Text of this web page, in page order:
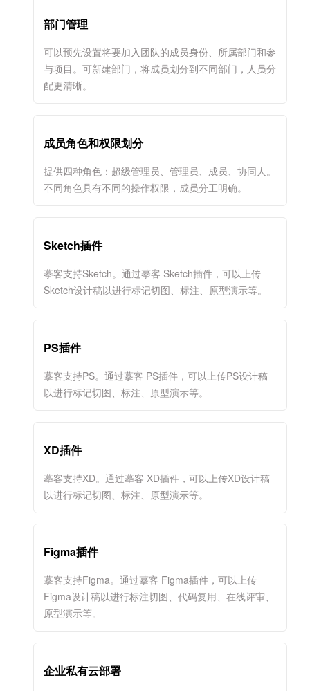
部门管理
可以预先设置将要加入团队的成员身份、所属部门和参
与项目。可新建部门，将成员划分到不同部门，人员分
配更清晰。
成员角色和权限划分
提供四种角色：超级管理员、管理员、成员、协同人。
不同角色具有不同的操作权限，成员分工明确。
Sketch插件
摹客支持Sketch。通过摹客 Sketch插件，可以上传
Sketch设计稿以进行标记切图、标注、原型演示等。
PS插件
摹客支持PS。通过摹客 PS插件，可以上传PS设计稿
以进行标记切图、标注、原型演示等。
XD插件
摹客支持XD。通过摹客 XD插件，可以上传XD设计稿
以进行标记切图、标注、原型演示等。
Figma插件
摹客支持Figma。通过摹客 Figma插件，可以上传
Figma设计稿以进行标注切图、代码复用、在线评审、
原型演示等。
企业私有云部署